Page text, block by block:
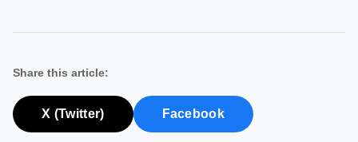
Share this article:
X (Twitter) Facebook